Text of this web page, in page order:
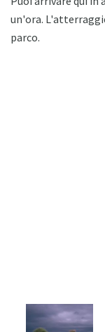
un'ora.
parco.